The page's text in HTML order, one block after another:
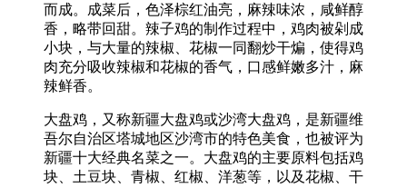
而成‌。成菜后，色泽棕红油亮，麻辣味浓，咸鲜醇
香，略带回甜‌。辣子鸡的制作过程中，鸡肉被剁成
小块，与大量的辣椒、花椒一同翻炒干煸，使得鸡
肉充分吸收辣椒和花椒的香气，口感鲜嫩多汁，麻
辣鲜香‌。
大盘鸡，又称新疆大盘鸡或沙湾大盘鸡，是新疆维
吾尔自治区塔城地区沙湾市的特色美食，也被评为
新疆十大经典名菜之一‌。大盘鸡的主要原料包括鸡
块、土豆块、青椒、红椒、洋葱等，以及花椒、干